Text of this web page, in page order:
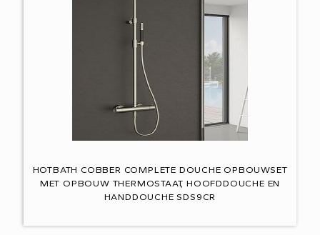
HOTBATH COBBER COMPLETE DOUCHE OPBOUWSET
MET OPBOUW THERMOSTAAT, HOOFDDOUCHE EN
HANDDOUCHE SDS9CR